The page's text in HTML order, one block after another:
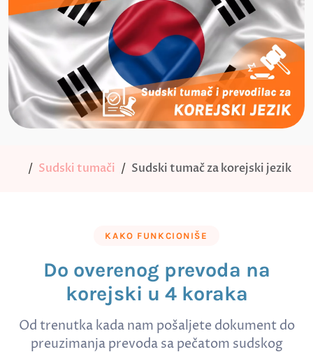
Sudski tumači Sudski tumač za korejski jezik
KAKO FUNKCIONIŠE
Do overenog prevoda na
korejski u 4 koraka
Od trenutka kada nam pošaljete dokument do
preuzimanja prevoda sa pečatom sudskog